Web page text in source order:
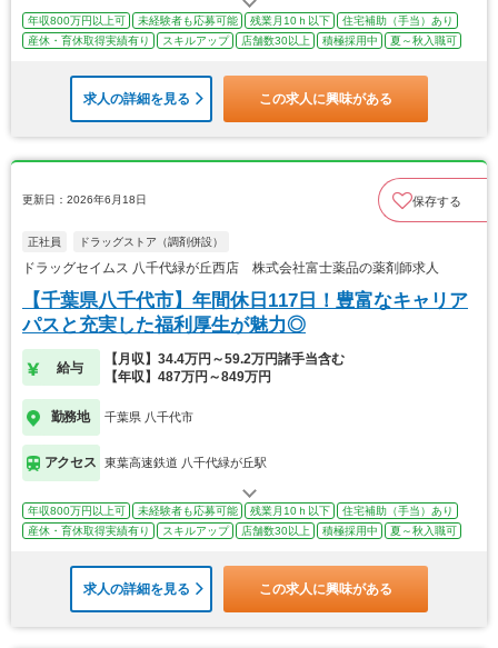
年収800万円以上可 未経験者も応募可能 残業月10ｈ以下
住宅補助（手当）あり
産休・育休取得実績有り
スキルアップ 店舗数30以上 積極採用中 夏～秋入職可
求人の詳細を見る この求人に興味がある
更新日：2026年6月18日 保存する
正社員 ドラッグストア（調剤併設）
ドラッグセイムス 八千代緑が丘西店 株式会社富士薬品の薬剤師求人
【千葉県八千代市】年間休日117日！豊富なキャリア
パスと充実した福利厚生が魅力◎
給与
【月収】34.4万円～59.2万円諸手当含む
【年収】487万円～849万円
勤務地 千葉県 八千代市
アクセス 東葉高速鉄道 八千代緑が丘駅
年収800万円以上可 未経験者も応募可能 残業月10ｈ以下
住宅補助（手当）あり
産休・育休取得実績有り
スキルアップ 店舗数30以上 積極採用中 夏～秋入職可
求人の詳細を見る この求人に興味がある